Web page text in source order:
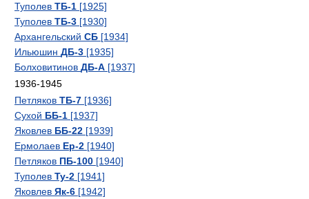
Туполев ТБ-1 [1925]
Туполев ТБ-3 [1930]
Архангельский СБ [1934]
Ильюшин ДБ-3 [1935]
Болховитинов ДБ-А [1937]
1936-1945
Петляков ТБ-7 [1936]
Сухой ББ-1 [1937]
Яковлев ББ-22 [1939]
Ермолаев Ер-2 [1940]
Петляков ПБ-100 [1940]
Туполев Ту-2 [1941]
Яковлев Як-6 [1942]